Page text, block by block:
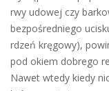
rwy udowej czy
bezpośredniego
rdzeń kręgowy),
pod okiem dobrego
Nawet wtedy kiedy